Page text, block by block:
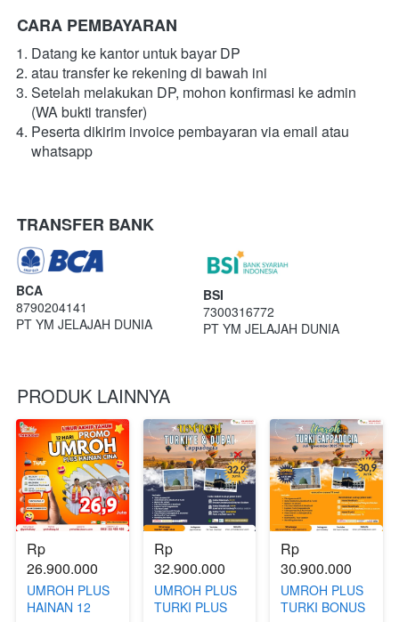
CARA PEMBAYARAN
Datang ke kantor untuk bayar DP
atau transfer ke rekening di bawah ini
Setelah melakukan DP, mohon konfirmasi ke admin
(WA bukti transfer)
Peserta dikirim invoice pembayaran via email atau
whatsapp
TRANSFER BANK
BCA
8790204141
PT YM JELAJAH DUNIA
BSI
7300316772
PT YM JELAJAH DUNIA
PRODUK LAINNYA
Rp
26.900.000
UMROH PLUS
HAINAN 12
Rp
32.900.000
UMROH PLUS
TURKI PLUS
Rp
30.900.000
UMROH PLUS
TURKI BONUS